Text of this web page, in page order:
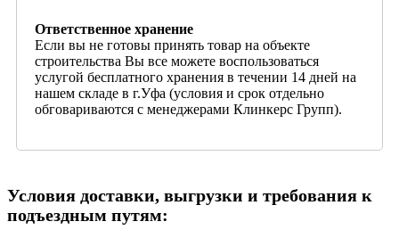
Ответственное хранение
Если вы не готовы принять товар на объекте
строительства Вы все можете воспользоваться
услугой бесплатного хранения в течении 14 дней на
нашем складе в г.Уфа (условия и срок отдельно
обговариваются с менеджерами Клинкерс Групп).
Условия доставки, выгрузки и требования к
подъездным путям: